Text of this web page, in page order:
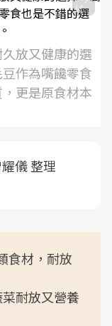
放又健康的選
作為嘴饞零食
更是原食材本
儀 整理
食材，耐放
耐放又營養